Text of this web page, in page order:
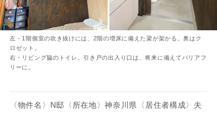
左・1階個室の吹き抜けには、2階の増床に備えた梁が架かる。奥はク
ロゼット。
右・リビング脇のトイレ。引き戸の出入り口は、将来に備えてバリアフ
リーに。
〈物件名〉N邸〈所在地〉神奈川県〈居住者構成〉夫